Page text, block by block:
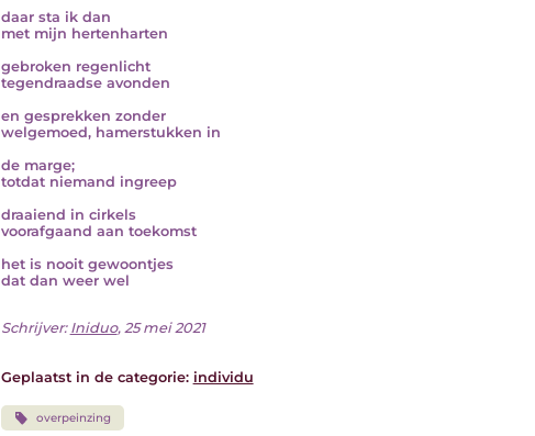
daar sta ik dan
met mijn hertenharten
gebroken regenlicht
tegendraadse avonden
en gesprekken zonder
welgemoed, hamerstukken in
de marge;
totdat niemand ingreep
draaiend in cirkels
voorafgaand aan toekomst
het is nooit gewoontjes
dat dan weer wel
Schrijver: Iniduo, 25 mei 2021
Geplaatst in de categorie: individu
overpeinzing